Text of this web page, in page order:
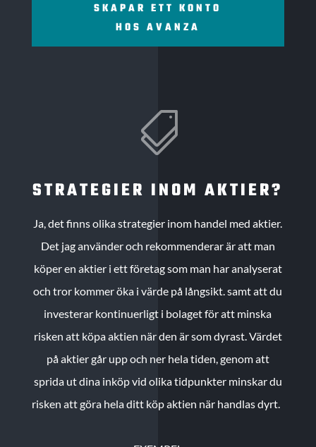
SKAPAR ETT KONTO
HOS AVANZA

STRATEGIER INOM AKTIER?
Ja, det finns olika strategier inom handel med aktier.
Det jag använder och rekommenderar är att man
köper en aktier i ett företag som man har analyserat
och tror kommer öka i värde på långsikt. samt att du
investerar kontinuerligt i bolaget för att minska
risken att köpa aktien när den är som dyrast. Värdet
på aktier går upp och ner hela tiden, genom att
sprida ut dina inköp vid olika tidpunkter minskar du
risken att göra hela ditt köp aktien när handlas dyrt.